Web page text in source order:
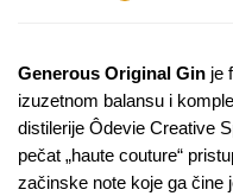
Generous Original Gin je
izuzetnom balansu i
distilerije Ôdevie Creative
pečat „haute couture“
začinske note koje ga čine